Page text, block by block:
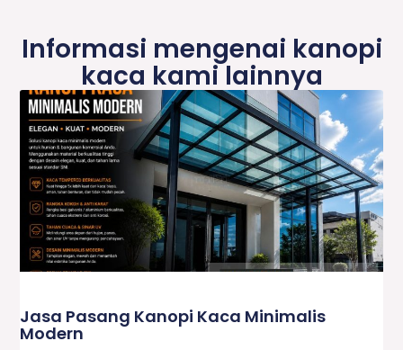
Informasi mengenai kanopi
kaca kami lainnya
Jasa Pasang Kanopi Kaca Minimalis
Modern